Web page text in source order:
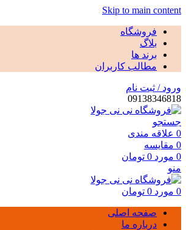
Skip to main content
فروشگاه
بلاگ
برند ها
مطالب کاربران
ورود / ثبت نام
09138346818
جستجو
0 علاقه مندی
0 مقايسه
0 مورد 0 تومان
منو
0 مورد 0 تومان
صفحه اصلی
درباره ما